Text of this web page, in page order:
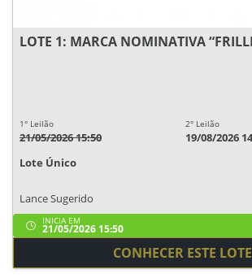
LOTE 1: MARCA NOMINATIVA
1° Leilão
21/05/2026 15:50
2° Leilão
19/08/2026
Lote Único
Lance Sugerido
INICIA EM
21/05/2026 15:50
CONHECER ESTE LOTE